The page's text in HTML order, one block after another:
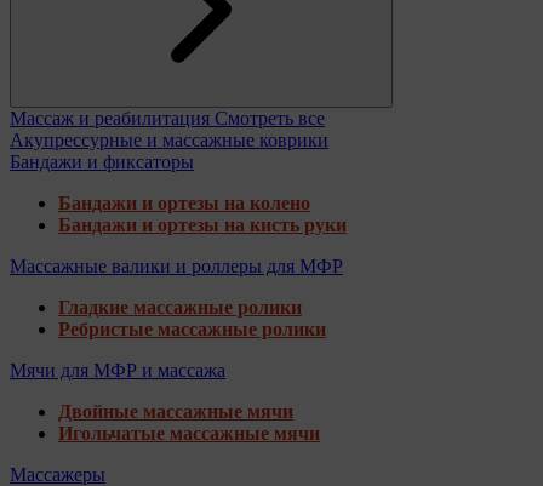
Массаж и реабилитация Смотреть все
Акупрессурные и массажные коврики
Бандажи и фиксаторы
Бандажи и ортезы на колено
Бандажи и ортезы на кисть руки
Массажные валики и роллеры для МФР
Гладкие массажные ролики
Ребристые массажные ролики
Мячи для МФР и массажа
Двойные массажные мячи
Игольчатые массажные мячи
Массажеры